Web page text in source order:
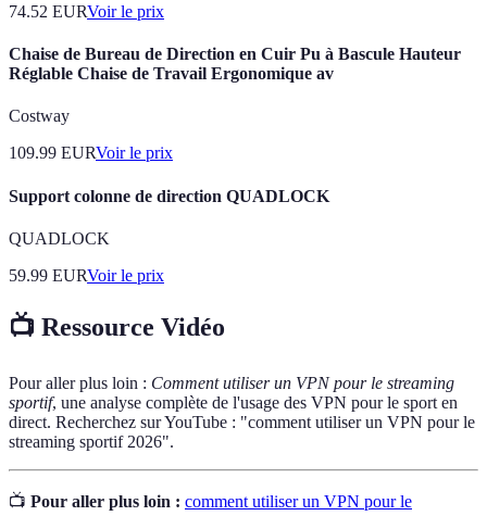
74.52 EURVoir le prix
Chaise de Bureau de Direction en Cuir Pu à Bascule Hauteur
Réglable Chaise de Travail Ergonomique av
Costway
109.99 EURVoir le prix
Support colonne de direction QUADLOCK
QUADLOCK
59.99 EURVoir le prix
📺 Ressource Vidéo
Pour aller plus loin : Comment utiliser un VPN pour le streaming
sportif, une analyse complète de l'usage des VPN pour le sport en
direct. Recherchez sur YouTube : "comment utiliser un VPN pour le
streaming sportif 2026".
📺 Pour aller plus loin : comment utiliser un VPN pour le